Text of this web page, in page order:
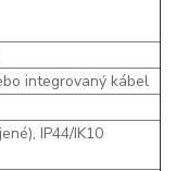
integrovaný kábel
IP44/IK10